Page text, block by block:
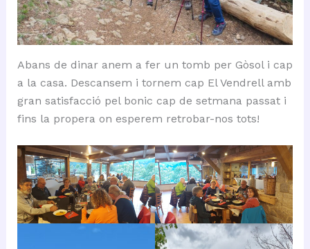
Abans de dinar anem a fer un tomb per Gòsol i cap
a la casa. Descansem i tornem cap El Vendrell amb
gran satisfacció pel bonic cap de setmana passat i
fins la propera on esperem retrobar-nos tots!